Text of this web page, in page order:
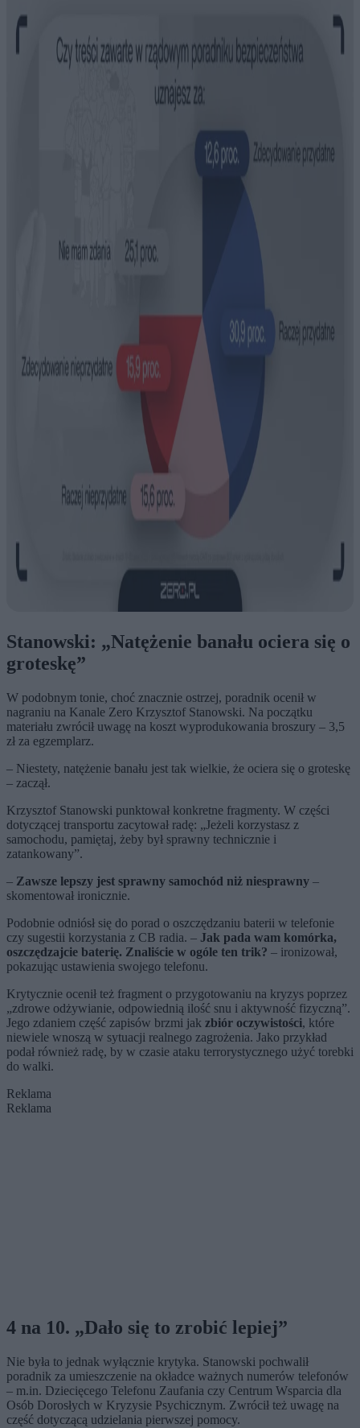
Stanowski: „Natężenie banału ociera się o
groteskę”
W podobnym tonie, choć znacznie ostrzej, poradnik ocenił w
nagraniu na Kanale Zero Krzysztof Stanowski. Na początku
materiału zwrócił uwagę na koszt wyprodukowania broszury – 3,5
zł za egzemplarz.
– Niestety, natężenie banału jest tak wielkie, że ociera się o groteskę
– zaczął.
Krzysztof Stanowski punktował konkretne fragmenty. W części
dotyczącej transportu zacytował radę: „Jeżeli korzystasz z
samochodu, pamiętaj, żeby był sprawny technicznie i
zatankowany”.
– Zawsze lepszy jest sprawny samochód niż niesprawny –
skomentował ironicznie.
Podobnie odniósł się do porad o oszczędzaniu baterii w telefonie
czy sugestii korzystania z CB radia. – Jak pada wam komórka,
oszczędzajcie baterię. Znaliście w ogóle ten trik? – ironizował,
pokazując ustawienia swojego telefonu.
Krytycznie ocenił też fragment o przygotowaniu na kryzys poprzez
„zdrowe odżywianie, odpowiednią ilość snu i aktywność fizyczną”.
Jego zdaniem część zapisów brzmi jak zbiór oczywistości, które
niewiele wnoszą w sytuacji realnego zagrożenia. Jako przykład
podał również radę, by w czasie ataku terrorystycznego użyć torebki
do walki.
Reklama
Reklama
4 na 10. „Dało się to zrobić lepiej”
Nie była to jednak wyłącznie krytyka. Stanowski pochwalił
poradnik za umieszczenie na okładce ważnych numerów telefonów
– m.in. Dziecięcego Telefonu Zaufania czy Centrum Wsparcia dla
Osób Dorosłych w Kryzysie Psychicznym. Zwrócił też uwagę na
część dotyczącą udzielania pierwszej pomocy.